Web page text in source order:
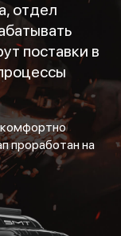
отдел
поставки в
проработан на